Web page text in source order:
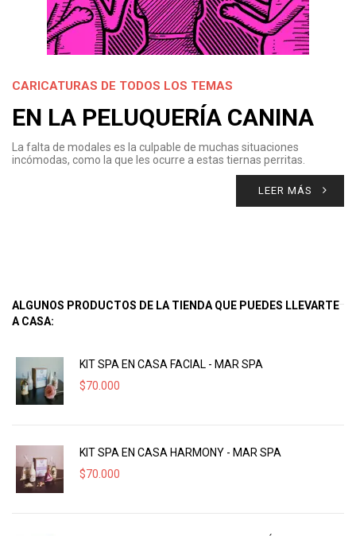
CARICATURAS DE TODOS LOS TEMAS
EN LA PELUQUERÍA CANINA
La falta de modales es la culpable de muchas situaciones
incómodas, como la que les ocurre a estas tiernas perritas.
LEER MÁS
ALGUNOS PRODUCTOS DE LA TIENDA QUE PUEDES LLEVARTE
A CASA:
KIT SPA EN CASA FACIAL - MAR SPA
$70.000
KIT SPA EN CASA HARMONY - MAR SPA
$70.000